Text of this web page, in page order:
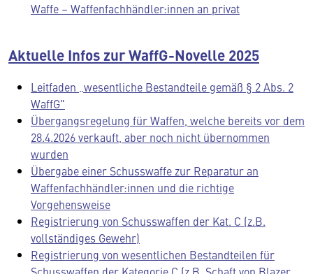
Waffe – Waffenfachhändler:innen an privat
Aktuelle Infos zur WaffG-Novelle 2025
Leitfaden „wesentliche Bestandteile gemäß § 2 Abs. 2
WaffG"
Übergangsregelung für Waffen, welche bereits vor dem
28.4.2026 verkauft, aber noch nicht übernommen
wurden
Übergabe einer Schusswaffe zur Reparatur an
Waffenfachhändler:innen und die richtige
Vorgehensweise
Registrierung von Schusswaffen der Kat. C (z.B.
vollständiges Gewehr)
Registrierung von wesentlichen Bestandteilen für